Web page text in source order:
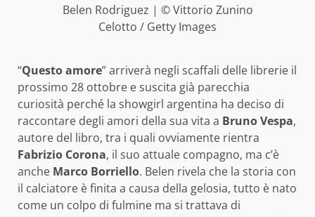
Belen Rodriguez | © Vittorio Zunino
Celotto / Getty Images
“Questo amore” arriverà negli scaffali delle librerie il
prossimo 28 ottobre e suscita già parecchia
curiosità perché la showgirl argentina ha deciso di
raccontare degli amori della sua vita a Bruno Vespa,
autore del libro, tra i quali ovviamente rientra
Fabrizio Corona, il suo attuale compagno, ma c’è
anche Marco Borriello. Belen rivela che la storia con
il calciatore è finita a causa della gelosia, tutto è nato
come un colpo di fulmine ma si trattava di